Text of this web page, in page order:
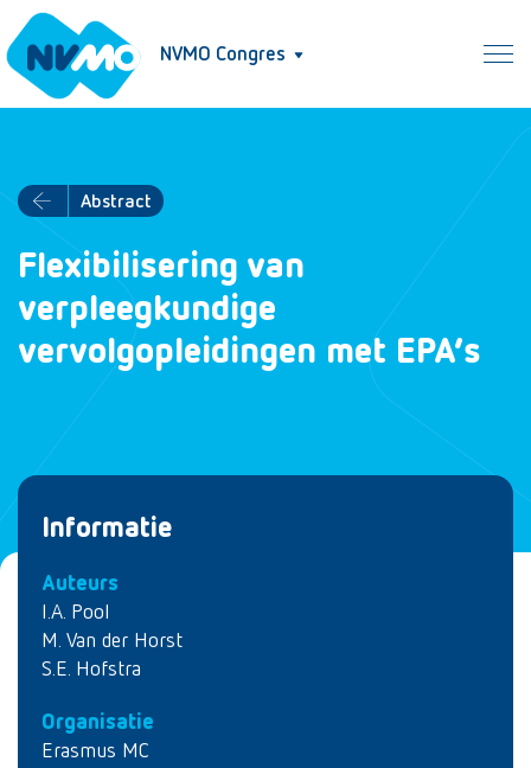
NVMO Congres
Abstract
Flexibilisering van
verpleegkundige
vervolgopleidingen met EPA’s
Informatie
Auteurs
I.A. Pool
M. Van der Horst
S.E. Hofstra
Organisatie
Erasmus MC